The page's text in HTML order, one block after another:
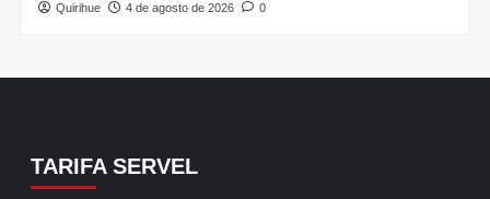
Quirihue 4 de agosto de 2026 0
TARIFA SERVEL